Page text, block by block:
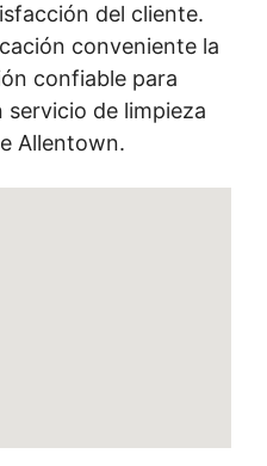
del cliente.
conveniente la
confiable para
servicio de limpieza
Allentown.